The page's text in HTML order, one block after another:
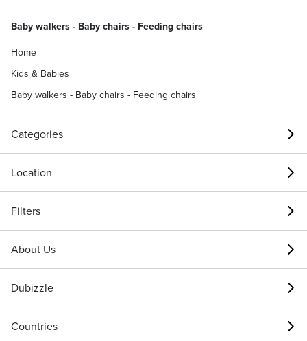
Baby walkers - Baby chairs - Feeding chairs
Home
Kids & Babies
Baby walkers - Baby chairs - Feeding chairs
Categories
Location
Filters
About Us
Dubizzle
Countries